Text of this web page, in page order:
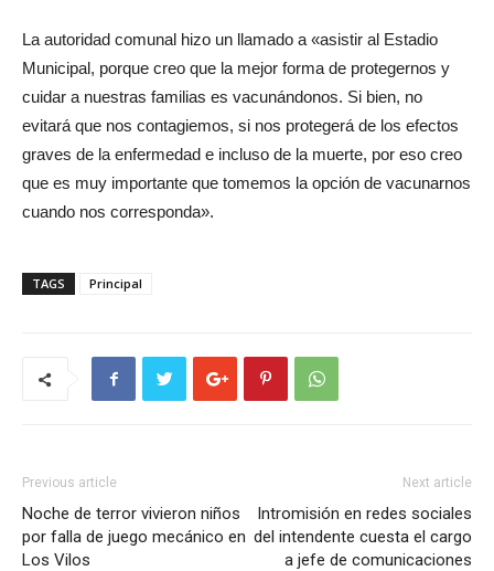
La autoridad comunal hizo un llamado a «asistir al Estadio
Municipal, porque creo que la mejor forma de protegernos y
cuidar a nuestras familias es vacunándonos. Si bien, no
evitará que nos contagiemos, si nos protegerá de los efectos
graves de la enfermedad e incluso de la muerte, por eso creo
que es muy importante que tomemos la opción de vacunarnos
cuando nos corresponda».
TAGS Principal
Previous article
Noche de terror vivieron niños
por falla de juego mecánico en
Los Vilos
Next article
Intromisión en redes sociales
del intendente cuesta el cargo
a jefe de comunicaciones